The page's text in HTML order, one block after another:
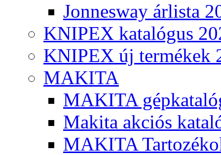
Jonnesway árlista
KNIPEX katalógus
KNIPEX új termékek
MAKITA
MAKITA
Makita akciós
MAKITA